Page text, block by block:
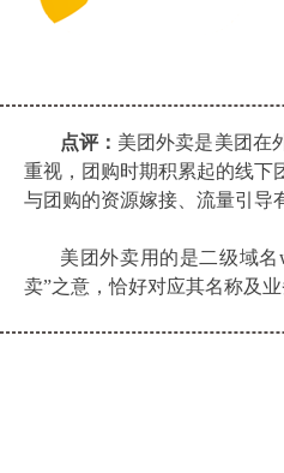
点评： 美团外卖是美团在
重视，团购时期积累起的线下
与团购的资源嫁接、流量引导
美团外卖用的是二级域名
卖”之意，恰好对应其名称及